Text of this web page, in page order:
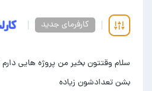
کارفرمای جدید
سلام وقتتون بخیر من پروژه هایی
بشن تعدادشون زیاده